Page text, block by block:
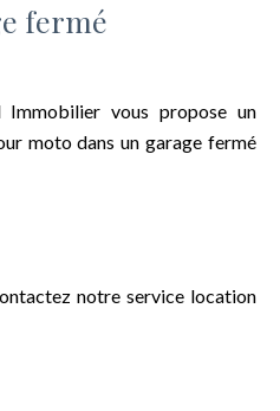
fermé
Immobilier vous propose un
moto dans un garage fermé
notre service location